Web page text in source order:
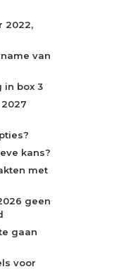
2022,
van
in box 3
kans?
met
geen
gaan
voor